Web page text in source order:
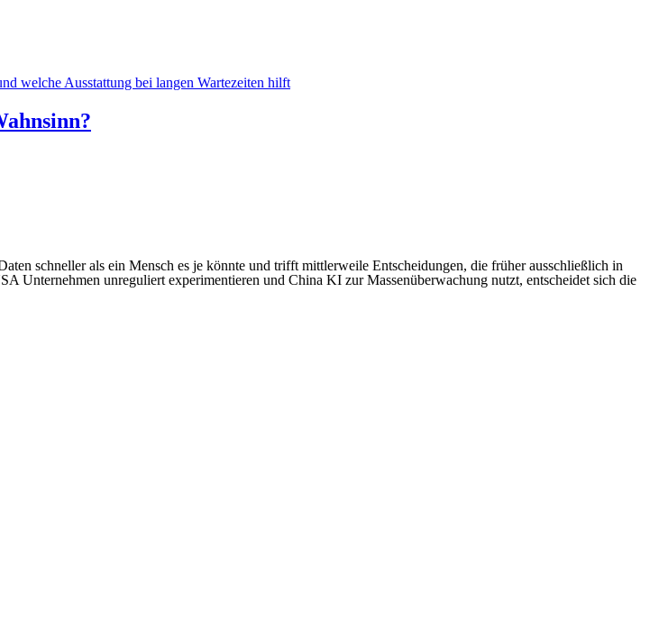
welche Ausstattung bei langen Wartezeiten hilft
schneller als ein Mensch es je könnte und trifft mittlerweile Entscheidungen, die früher ausschließlich in
Unternehmen unreguliert experimentieren und China KI zur Massenüberwachung nutzt, entscheidet sich die